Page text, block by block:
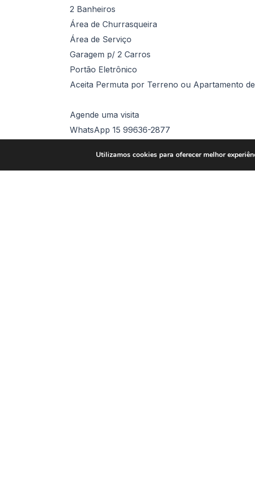
2 Banheiros
Área de Churrasqueira
Área de Serviço
Garagem p/ 2 Carros
Portão Eletrônico
Aceita Permuta por Terreno ou Apartamento
Agende uma visita
WhatsApp 15 99636-2877
Comodidades
Utilizamos cookies para oferecer melhor